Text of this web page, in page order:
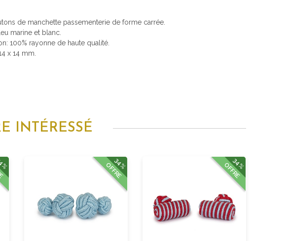
de manchette passementerie de forme carrée.
marine et blanc.
100% rayonne de haute qualité.
x 14 mm.
INTÉRESSÉ
34%
OFFRE 34%
OFFRE